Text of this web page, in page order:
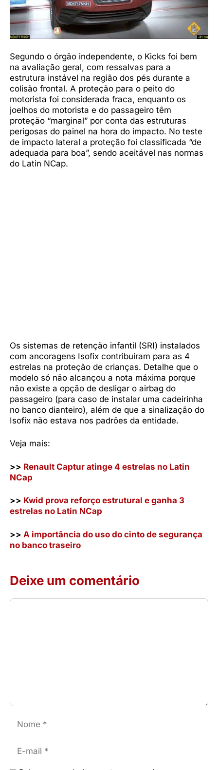
Segundo o órgão independente, o Kicks foi bem
na avaliação geral, com ressalvas para a
estrutura instável na região dos pés durante a
colisão frontal. A proteção para o peito do
motorista foi considerada fraca, enquanto os
joelhos do motorista e do passageiro têm
proteção “marginal” por conta das estruturas
perigosas do painel na hora do impacto. No teste
de impacto lateral a proteção foi classificada “de
adequada para boa”, sendo aceitável nas normas
do Latin NCap.
Os sistemas de retenção infantil (SRI) instalados
com ancoragens Isofix contribuíram para as 4
estrelas na proteção de crianças. Detalhe que o
modelo só não alcançou a nota máxima porque
não existe a opção de desligar o airbag do
passageiro (para caso de instalar uma cadeirinha
no banco dianteiro), além de que a sinalização do
Isofix não estava nos padrões da entidade.
Veja mais:
>> Renault Captur atinge 4 estrelas no Latin
NCap
>> Kwid prova reforço estrutural e ganha 3
estrelas no Latin NCap
>> A importância do uso do cinto de segurança
no banco traseiro
Deixe um comentário
Comentário
Nome
E-
mail